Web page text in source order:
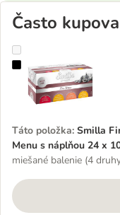
Často
Smilla Fine Menu s
Táto položka: Smilla
Menu s náplňou 24 x
miešané balenie (4